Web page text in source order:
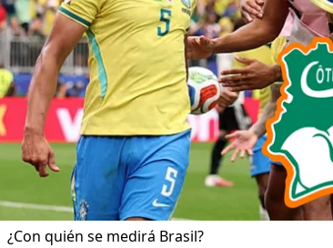
¿Con quién se medirá Brasil?